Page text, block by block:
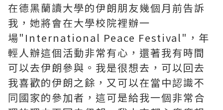
在德黑蘭讀大學的伊朗朋友幾個月前告訴
我，她將會在大學校院裡辦一
場"International Peace Festival"，年
輕人辦這個活動非常有心，還著我有時間
可以去伊朗參與。我是很想去，可以回去
我喜歡的伊朗之餘，又可以在當中認識不
同國家的參加者，這可是給我一個非常合